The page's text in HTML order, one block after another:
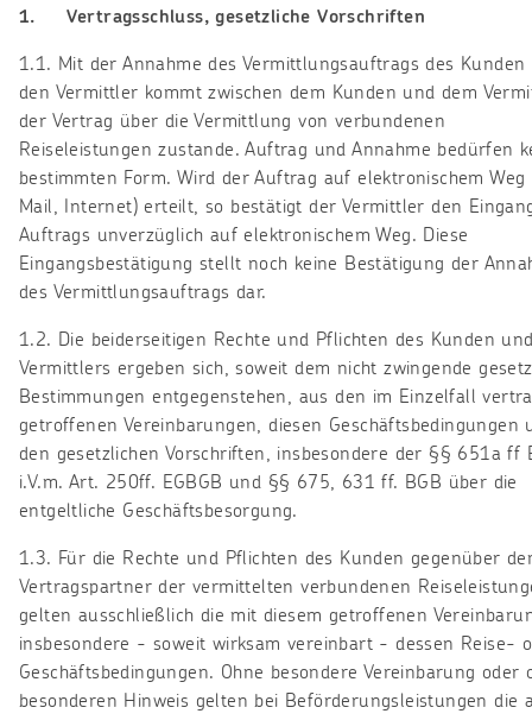
1. Vertragsschluss, gesetzliche Vorschriften
1.1. Mit der Annahme des Vermittlungsauftrags des Kunden
den Vermittler kommt zwischen dem Kunden und dem
der Vertrag über die Vermittlung von verbundenen
Reiseleistungen zustande. Auftrag und Annahme bedürfen
bestimmten Form. Wird der Auftrag auf elektronischem Weg
Mail, Internet) erteilt, so bestätigt der Vermittler den
Auftrags unverzüglich auf elektronischem Weg. Diese
Eingangsbestätigung stellt noch keine Bestätigung der
des Vermittlungsauftrags dar.
1.2. Die beiderseitigen Rechte und Pflichten des Kunden
Vermittlers ergeben sich, soweit dem nicht zwingende
Bestimmungen entgegenstehen, aus den im Einzelfall
getroffenen Vereinbarungen, diesen Geschäftsbedingungen
den gesetzlichen Vorschriften, insbesondere der §§ 651a ff
i.V.m. Art. 250ff. EGBGB und §§ 675, 631 ff. BGB über die
entgeltliche Geschäftsbesorgung.
1.3. Für die Rechte und Pflichten des Kunden gegenüber
Vertragspartner der vermittelten verbundenen
gelten ausschließlich die mit diesem getroffenen
insbesondere - soweit wirksam vereinbart - dessen Reise-
Geschäftsbedingungen. Ohne besondere Vereinbarung oder
besonderen Hinweis gelten bei Beförderungsleistungen die